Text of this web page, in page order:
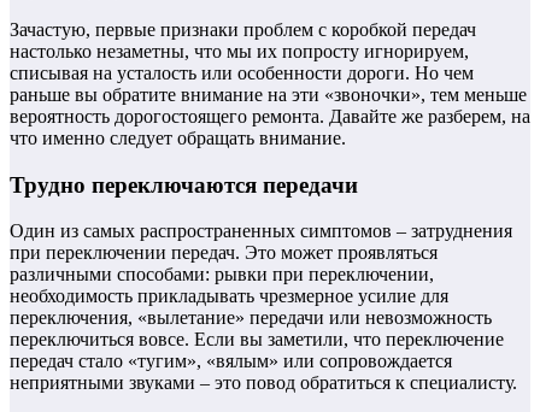
Зачастую, первые признаки проблем с коробкой передач
настолько незаметны, что мы их попросту игнорируем,
списывая на усталость или особенности дороги. Но чем
раньше вы обратите внимание на эти «звоночки», тем меньше
вероятность дорогостоящего ремонта. Давайте же разберем, на
что именно следует обращать внимание.
Трудно переключаются передачи
Один из самых распространенных симптомов – затруднения
при переключении передач. Это может проявляться
различными способами: рывки при переключении,
необходимость прикладывать чрезмерное усилие для
переключения, «вылетание» передачи или невозможность
переключиться вовсе. Если вы заметили, что переключение
передач стало «тугим», «вялым» или сопровождается
неприятными звуками – это повод обратиться к специалисту.